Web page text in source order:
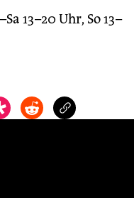
13–20 Uhr, So 13–